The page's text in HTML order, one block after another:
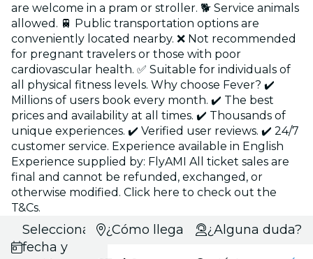
are welcome in a pram or stroller. 🐕 Service animals
allowed. 🚆 Public transportation options are
conveniently located nearby. ❌ Not recommended
for pregnant travelers or those with poor
cardiovascular health. ✅ Suitable for individuals of
all physical fitness levels. Why choose Fever? ✔️
Millions of users book every month. ✔️ The best
prices and availability at all times. ✔️ Thousands of
unique experiences. ✔️ Verified user reviews. ✔️ 24/7
customer service. Experience available in English
Experience supplied by: FlyAMI All ticket sales are
final and cannot be refunded, exchanged, or
otherwise modified. Click here to check out the
T&Cs.
Selecciona
fecha y
¿Cómo llegar? ¿Alguna duda?